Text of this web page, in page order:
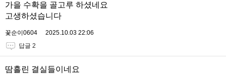
가을 수확을 골고루 하셨네요
고생하셨습니다
꽃순이0604
2025.10.03 22:06
답글 2
땀흘린 결실들이네요